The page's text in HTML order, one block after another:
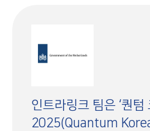
인트라링크 팀은 ‘퀀텀
2025(Quantum